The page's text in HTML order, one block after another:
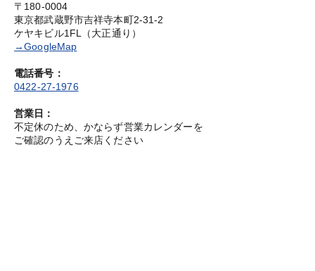
〒180-0004
東京都武蔵野市吉祥寺本町2-31-2
ケヤキビル1FL（大正通り）
→GoogleMap
電話番号：
0422-27-1976
営業日：
不定休のため、かならず営業カレンダーを
ご確認のうえご来店ください